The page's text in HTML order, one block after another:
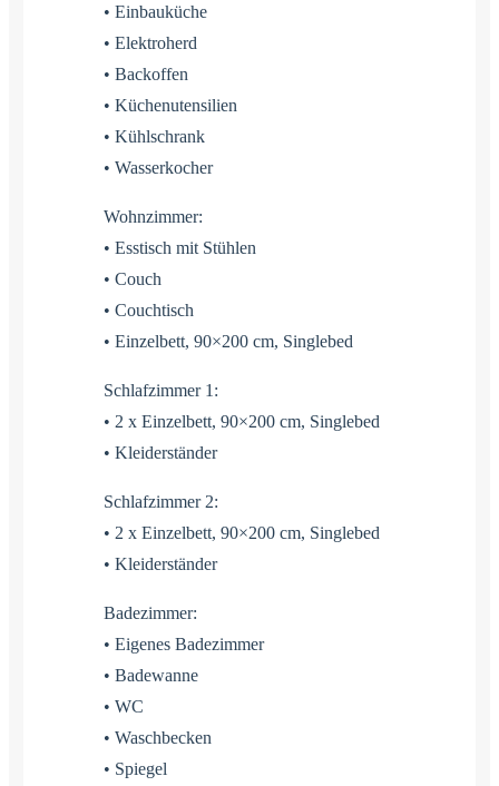
• Einbauküche
• Elektroherd
• Backoffen
• Küchenutensilien
• Kühlschrank
• Wasserkocher
Wohnzimmer:
• Esstisch mit Stühlen
• Couch
• Couchtisch
• Einzelbett, 90×200 cm, Singlebed
Schlafzimmer 1:
• 2 x Einzelbett, 90×200 cm, Singlebed
• Kleiderständer
Schlafzimmer 2:
• 2 x Einzelbett, 90×200 cm, Singlebed
• Kleiderständer
Badezimmer:
• Eigenes Badezimmer
• Badewanne
• WC
• Waschbecken
• Spiegel